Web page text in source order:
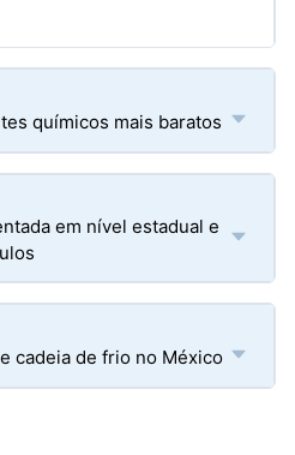
químicos mais baratos
em nível estadual e
cadeia de frio no México